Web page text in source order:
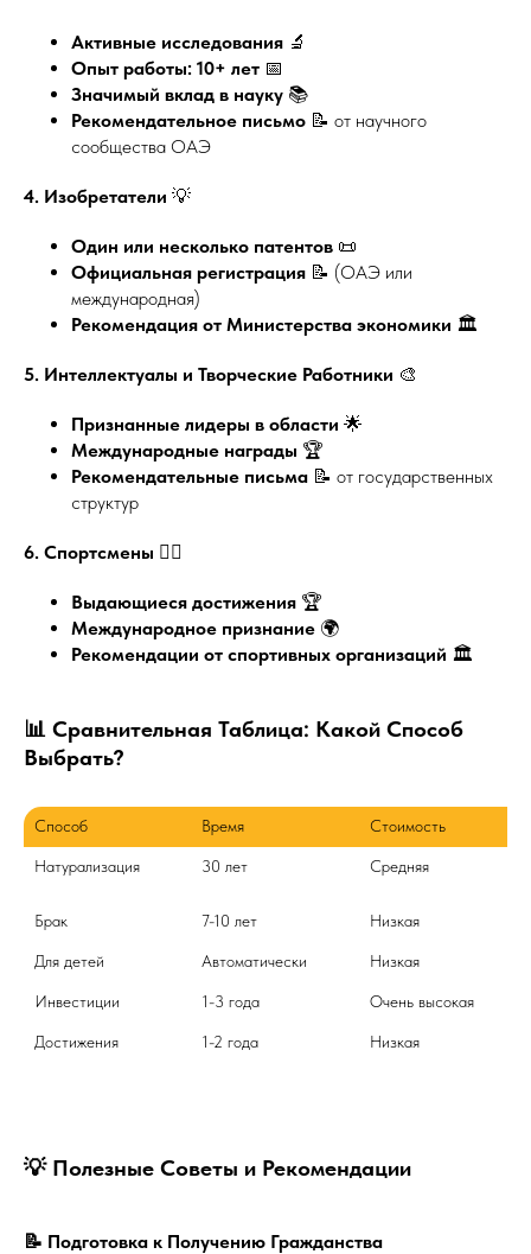
Активные исследования 🔬
Опыт работы: 10+ лет 📅
Значимый вклад в науку 📚
Рекомендательное письмо 📝 от научного
сообщества ОАЭ
4. Изобретатели 💡
Один или несколько патентов 📜
Официальная регистрация 📝 (ОАЭ или
международная)
Рекомендация от Министерства экономики 🏛️
5. Интеллектуалы и Творческие Работники 🎨
Признанные лидеры в области 🌟
Международные награды 🏆
Рекомендательные письма 📝 от государственных
структур
6. Спортсмены 🏃‍♂️
Выдающиеся достижения 🏆
Международное признание 🌍
Рекомендации от спортивных организаций 🏛️
📊 Сравнительная Таблица: Какой Способ
Выбрать?
Способ Время Стоимость
Натурализация 30 лет Средняя
Брак 7-10 лет Низкая
Для детей Автоматически Низкая
Инвестиции 1-3 года Очень высокая
Достижения 1-2 года Низкая
💡 Полезные Советы и Рекомендации
📝 Подготовка к Получению Гражданства